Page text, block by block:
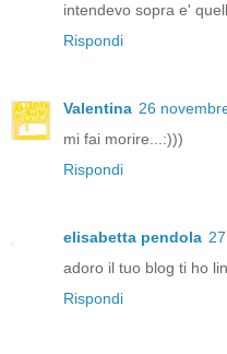
intendevo sopra e'
Rispondi
Valentina 26
mi fai morire...:)))
Rispondi
elisabetta pendola
adoro il tuo blog ti ho
Rispondi